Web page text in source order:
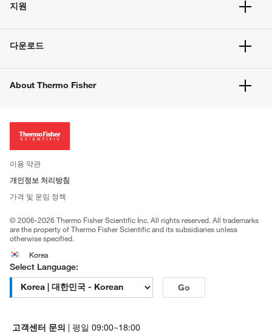
주문 방법
벌크 주문
지원
고객 센터
웹사이트 개선사항
다운로드
About Thermo Fisher
투자자
사회적 책임
브랜드
이용 약관
개인정보 처리방침
가격 및 운임 정책
© 2006-2026 Thermo Fisher Scientific Inc. All rights reserved. All trademarks
are the property of Thermo Fisher Scientific and its subsidiaries unless
otherwise specified.
Korea
Select Language:
Go
고객센터 문의 | 평일 09:00~18:00